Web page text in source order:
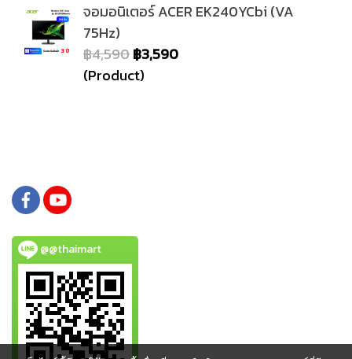
จอมอนิเตอร์ ACER EK240YCbi (VA
75Hz)
฿4,590฿3,590
(Product)
@@thaimart